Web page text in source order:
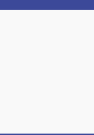
Skip